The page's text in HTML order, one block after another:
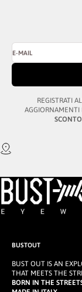
E-MAIL
REGISTRATI
AGGIORNAMENTI
BUSTOUT
BUST OUT IS AN
THAT MEETS THE
BORN IN THE